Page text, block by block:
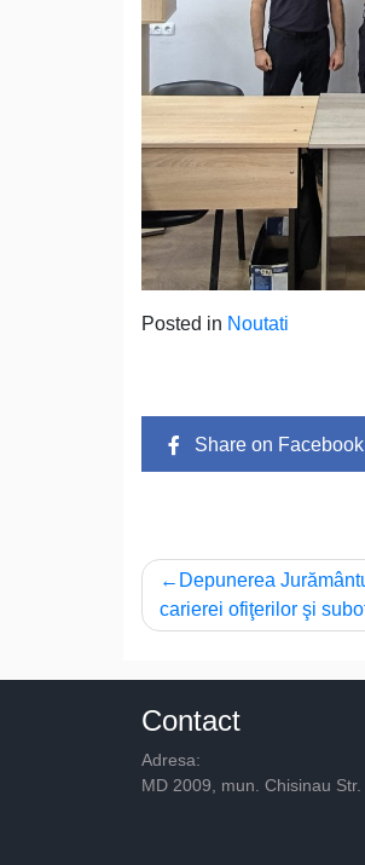
Posted in Noutati
Share on Facebook
Post
navigation
Depunerea
carierei ofiţerilor şi
Contact
Adresa:
MD 2009, mun. Chisinau Str.